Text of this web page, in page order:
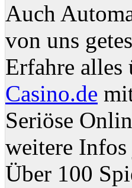
Auch
von uns
Erfahre
Casino.de
Seriöse
weitere
Über 100